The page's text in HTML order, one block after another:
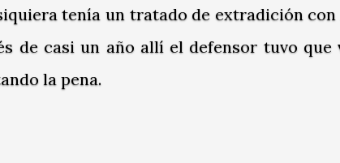
tenía un tratado de extradición con
de casi un año allí el defensor tuvo que
la pena.